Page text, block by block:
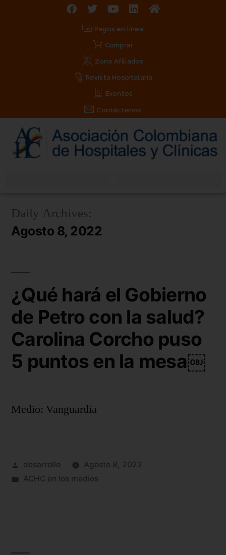
Pagos en línea
Comprar
Zona Afiliados
Revista Hospitalaria
Eventos
Contáctenos
Daily Archives:
Agosto 8, 2022
¿Qué hará el Gobierno
de Petro con la salud?
Carolina Corcho puso
5 puntos en la mesa￼
Medio: Vanguardia
desarrollo
Agosto 8, 2022
ACHC en los medios